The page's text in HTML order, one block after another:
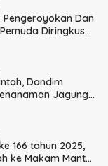
Dan
Diringkus
Dandim
Jagung
166 tahun 2025,
ke Makam Mantan